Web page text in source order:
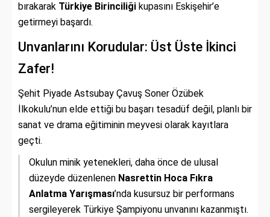
bırakarak Türkiye Birinciliği kupasını Eskişehir’e
getirmeyi başardı.
Unvanlarını Korudular: Üst Üste İkinci
Zafer!
Şehit Piyade Astsubay Çavuş Soner Özübek
İlkokulu’nun elde ettiği bu başarı tesadüf değil, planlı bir
sanat ve drama eğitiminin meyvesi olarak kayıtlara
geçti.
Okulun minik yetenekleri, daha önce de ulusal
düzeyde düzenlenen Nasrettin Hoca Fıkra
Anlatma Yarışması’nda kusursuz bir performans
sergileyerek Türkiye Şampiyonu unvanını kazanmıştı.